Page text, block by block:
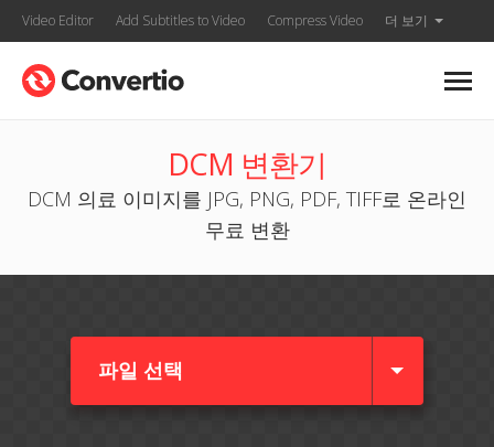
Video Editor Add Subtitles to Video Compress Video 더 보기
DCM 변환기
DCM 의료 이미지를 JPG, PNG, PDF, TIFF로 온라인
무료 변환
파일 선택